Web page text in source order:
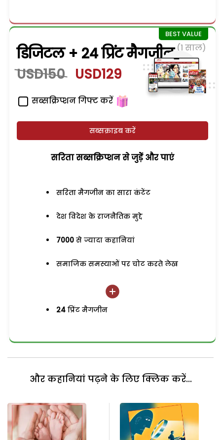
डिजिटल + 24 प्रिंट मैगजीन (1 साल)
USD150 USD129
सब्सक्रिप्शन गिफ्ट करें
सब्सक्राइब करें
सरिता सब्सक्रिप्शन से जुड़ेें और पाएं
सरिता मैगजीन का सारा कंटेंट
देश विदेश के राजनैतिक मुद्दे
7000 से ज्यादा कहानियां
समाजिक समस्याओं पर चोट करते लेख
24 प्रिंट मैगजीन
और कहानियां पढ़ने के लिए क्लिक करें...